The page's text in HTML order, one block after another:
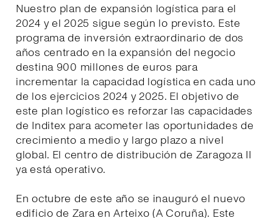
Nuestro plan de expansión logística para el
2024 y el 2025 sigue según lo previsto. Este
programa de inversión extraordinario de dos
años centrado en la expansión del negocio
destina 900 millones de euros para
incrementar la capacidad logística en cada uno
de los ejercicios 2024 y 2025. El objetivo de
este plan logístico es reforzar las capacidades
de Inditex para acometer las oportunidades de
crecimiento a medio y largo plazo a nivel
global. El centro de distribución de Zaragoza II
ya está operativo.
En octubre de este año se inauguró el nuevo
edificio de Zara en Arteixo (A Coruña). Este